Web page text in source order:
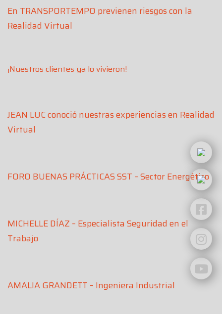
En TRANSPORTEMPO previenen riesgos con la
Realidad Virtual
¡Nuestros clientes ya lo vivieron!
JEAN LUC conoció nuestras experiencias en Realidad
Virtual
FORO BUENAS PRÁCTICAS SST – Sector Energético
MICHELLE DÍAZ – Especialista Seguridad en el
Trabajo
AMALIA GRANDETT – Ingeniera Industrial